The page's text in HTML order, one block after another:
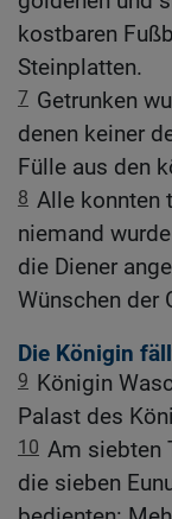
kostbaren
Steinplatten.
7 Getrunken
denen keiner
Fülle aus den
8 Alle konnten
niemand
die Diener
Wünschen der
Die Königin
9 Königin
Palast des
10 Am siebten
die sieben